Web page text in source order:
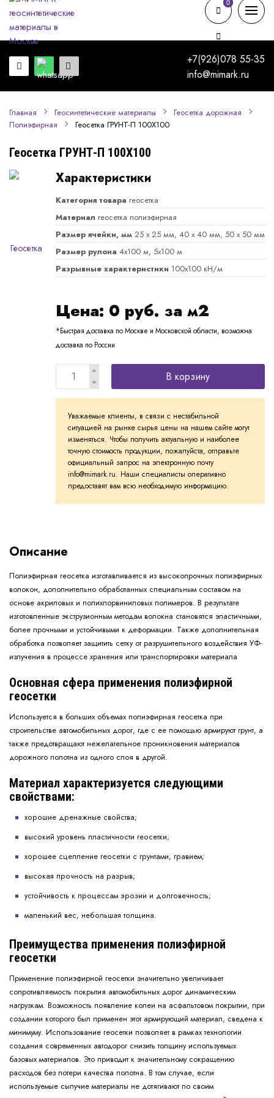
+7(926)078 55-35
info@mimark.ru
0
0
Главная Геосинтетические материалы
Геосетка дорожная
Полиэфирная
Геосетка ГРУНТ-П 100Х100
Геосетка ГРУНТ-П 100Х100
Характеристики
Категория товара геосетка
Материал геосетка полиэфирная
Размер ячейки, мм 25 х 25 мм, 40 х 40 мм, 50 х 50 мм
Размер рулона 4х100 м, 5х100 м
Разрывные характеристики 100х100 кН/м
Цена: 0 руб. за м2
*Быстрая доставка по Москве и Московской области, возможна
доставка по России
В корзину
Уважаемые клиенты, в связи с нестабильной
ситуацией на рынке сырья цены на нашем сайте могут
изменяться. Чтобы получить актуальную и наиболее
точную стоимость продукции, пожалуйста, отправьте
официальный запрос на электронную почту
info@mimark.ru. Наши специалисты оперативно
предоставят вам всю необходимую информацию.
Описание
Полиэфирная геосетка изготавливается из высокопрочных полиэфирных
волокон, дополнительно обработанных специальным составом на
основе акриловых и полихлорвиниловых полимеров. В результате
изготовленные экструзионным методам волокна становятся эластичными,
более прочными и устойчивыми к деформации. Также дополнительная
обработка позволяет защитить сетку от разрушительного воздействия УФ-
излучения в процессе хранения или транспортировки материала
Основная сфера применения полиэфирной
геосетки
Используется в больших объемах полиэфирная геосетка при
строительстве автомобильных дорог, где с ее помощью армируют грунт, а
также предотвращают нежелательное проникновения материалов
дорожного полотна из одного слоя в другой.
Материал характеризуется следующими
свойствами:
хорошие дренажные свойства;
высокий уровень пластичности геосетки;
хорошее сцепление геосетки с грунтами, гравием;
высокая прочность на разрыв;
устойчивость к процессам эрозии и долговечность;
маленький вес, небольшая толщина.
Преимущества применения полиэфирной
геосетки
Применение полиэфирной геосетки значительно увеличивает
сопротивляемость покрытия автомобильных дорог динамическим
нагрузкам. Возможность появление колеи на асфальтовом покрытии, при
создании которого был применен этот армирующий материал, сведена к
минимуму. Использование геосетки позволяет в рамках технологии
создания современных автодорог снизить толщину используемых
базовых материалов. Это приводит к значительному сокращению
расходов без потери качества полотна. В том случае, если
используемые сыпучие материалы не дотягивают по своим